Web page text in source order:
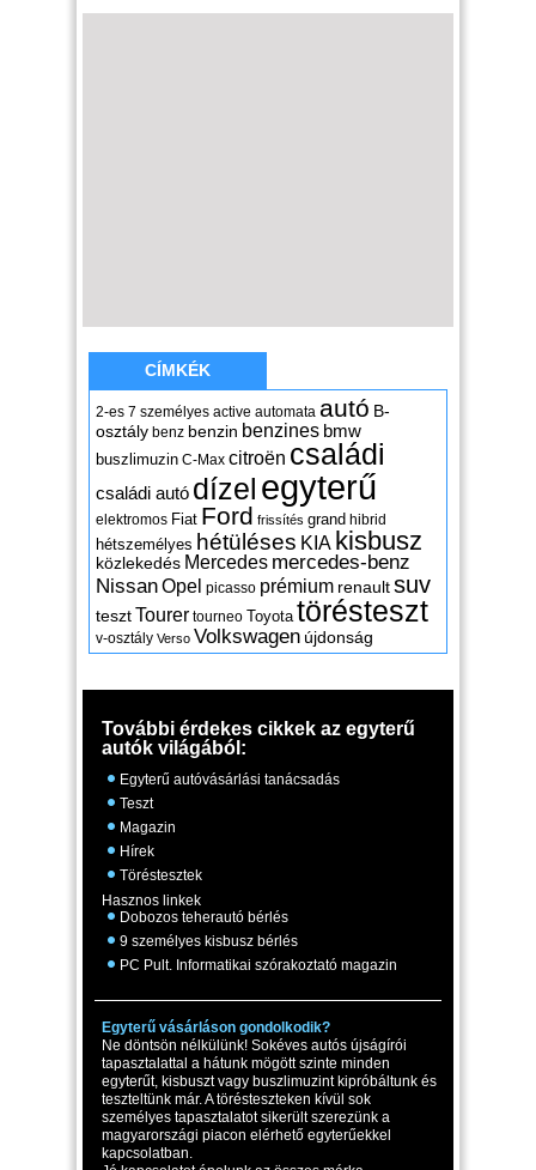
CÍMKÉK
2-es 7 személyes active automata autó B-
osztály benz benzin benzines bmw
buszlimuzin C-Max citroën családi
családi autó dízel egyterű
elektromos Fiat Ford frissítés grand hibrid
hétszemélyes hétüléses KIA kisbusz
közlekedés Mercedes mercedes-benz
NissanOpel picasso prémium renaultsuv
tesztTourer tourneo Toyota törésteszt
v-osztály Verso Volkswagen újdonság
További érdekes cikkek az egyterű
autók világából:
Egyterű autóvásárlási tanácsadás
Teszt
Magazin
Hírek
Töréstesztek
Hasznos linkek
Dobozos teherautó bérlés
9 személyes kisbusz bérlés
PC Pult. Informatikai szórakoztató magazin
Egyterű vásárláson gondolkodik?
Ne döntsön nélkülünk! Sokéves autós újságírói
tapasztalattal a hátunk mögött szinte minden
egyterűt, kisbuszt vagy buszlimuzint kipróbáltunk és
teszteltünk már. A törésteszteken kívül sok
személyes tapasztalatot sikerült szerezünk a
magyarországi piacon elérhető egyterűekkel
kapcsolatban.